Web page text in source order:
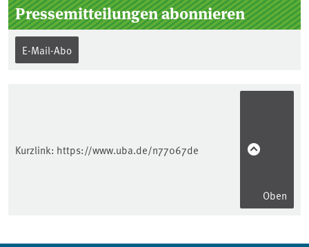
Pressemitteilungen abonnieren
E-Mail-Abo
Kurzlink: https://www.uba.de/n77067de
Oben